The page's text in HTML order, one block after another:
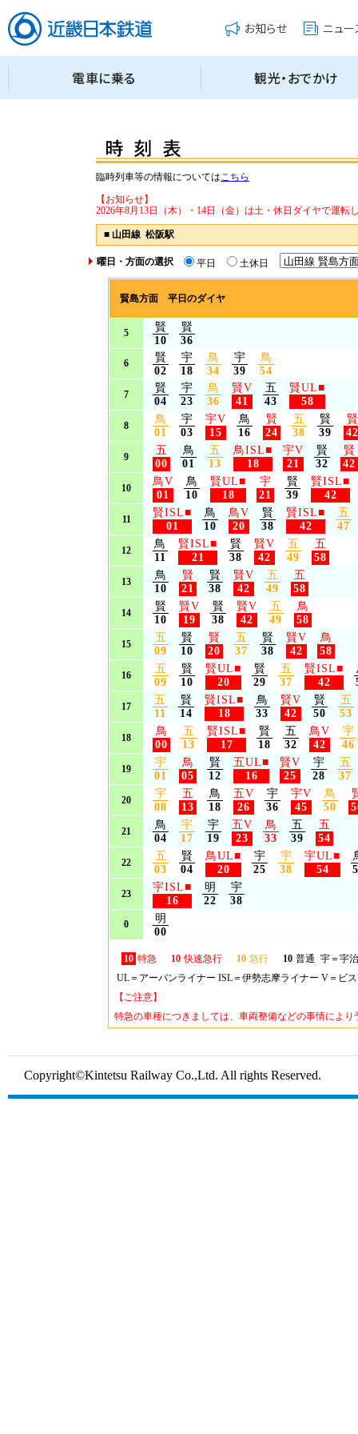
臨時列車等の情報についてはこちら
【お知らせ】
2026年8月13日（木）・14日（金）は土・休日ダイヤで運転
■ 山田線 松阪駅
曜日・方面の選択 平日 土休日
賢島方面 平日のダイヤ
5
賢
10
賢
36
6
賢
02
宇
18
鳥
34
宇
39
鳥
54
7
賢
04
宇
23
鳥
36
賢V
41
五
43
賢UL■
58
8
鳥
01
宇
03
宇V
15
鳥
16
賢
24
五
38
賢
39
賢
42
9
五
00
鳥
01
五
13
鳥ISL■
18
宇V
21
賢
32
賢
42
10
鳥V
01
鳥
10
賢UL■
18
宇
21
賢
39
賢ISL■
42
11
賢ISL■
01
鳥
10
鳥V
20
賢
38
賢ISL■
42
五
47
12
鳥
11
賢ISL■
21
賢
38
賢V
42
五
49
五
58
13
鳥
10
賢
21
賢
38
賢V
42
五
49
五
58
14
賢
10
賢V
19
賢
38
賢V
42
五
49
鳥
58
15
五
09
賢
10
賢
20
五
37
賢
38
賢V
42
鳥
58
16
五
09
賢
10
賢UL■
20
賢
29
五
37
賢ISL■
42
17
五
11
賢
14
賢ISL■
18
鳥
33
賢V
42
賢
50
五
53
18
鳥
00
五
13
賢ISL■
17
賢
18
五
32
鳥V
42
宇
46
19
宇
01
鳥
05
賢
12
五UL■
16
賢V
25
宇
28
五
37
20
宇
08
五
13
鳥
18
五V
26
宇
36
宇V
45
鳥
50
21
鳥
04
宇
17
宇
19
五V
23
鳥
33
五
39
五
54
22
五
03
賢
04
鳥UL■
20
宇
25
宇
38
宇UL■
54
23
宇ISL■
16
明
22
宇
38
0
明
00
10 特急 10 快速急行 10 急行 10 普通 宇＝宇
UL＝アーバンライナー ISL＝伊勢志摩ライナー V＝ビ
【ご注意】
特急の車種につきましては、車両整備などの事情によ